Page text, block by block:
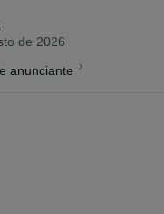
de 2026
anunciante